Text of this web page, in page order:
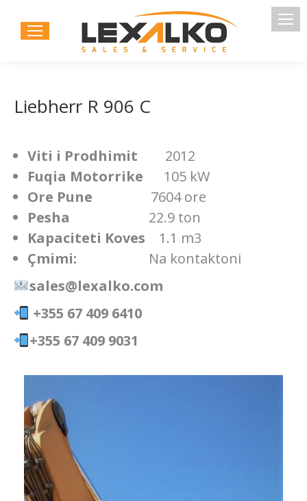
Liebherr R 906 C
Viti i Prodhimit 2012
Fuqia Motorrike 105 kW
Ore Pune
7604 ore
Pesha 22.9 ton
Kapaciteti Koves 1.1 m3
Çmimi:
Na kontaktoni
sales@lexalko.com
+355 67 409 6410
+355 67 409 9031